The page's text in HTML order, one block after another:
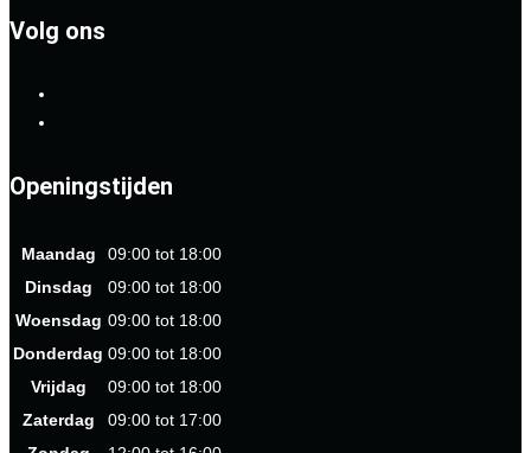
Volg ons
Openingstijden
Maandag
09:00 tot 18:00
Dinsdag
09:00 tot 18:00
Woensdag 09:00 tot 18:00
Donderdag 09:00 tot 18:00
Vrijdag
09:00 tot 18:00
Zaterdag
09:00 tot 17:00